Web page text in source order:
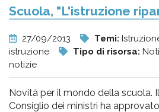
Scuola, "L'istruzione
27/09/2013 Temi:
istruzione
Tipo di risorsa:
notizie
Novità per il mondo della scuola.
Consiglio dei ministri ha